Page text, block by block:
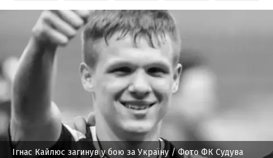
Ігнас Кайлюс загинув у бою за Україну/ Фото ФК Судува